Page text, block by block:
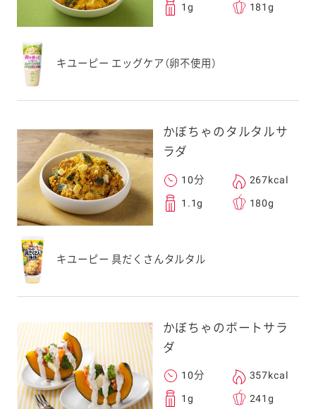
1g 181g
キユーピー エッグケア（卵不使用）
かぼちゃのタルタルサ
ラダ
10分 267kcal
1.1g 180g
キユーピー 具だくさんタルタル
かぼちゃのボートサラ
ダ
10分 357kcal
1g 241g